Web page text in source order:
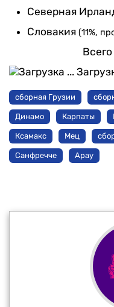
Северная
Словакия (11%,
сборная Грузии
Динамо Карпаты
Ксамакс Мец
Санфречче Арау